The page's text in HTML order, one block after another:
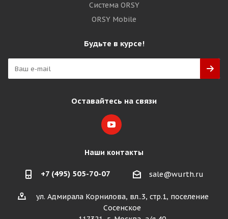
Система ORSY
ORSY Mobile
Будьте в курсе!
Оставайтесь на связи
Наши контакты
+7 (495) 505-70-07 sale@wurth.ru
ул. Адмирала Корнилова, вл..3, стр.1, поселение
Сосенское